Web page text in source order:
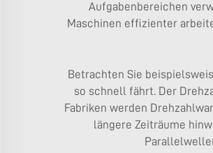
Aufgabenbereichen
Maschinen effizienter
Betrachten Sie
so schnell fährt. Der
Fabriken werden
längere Zeiträume